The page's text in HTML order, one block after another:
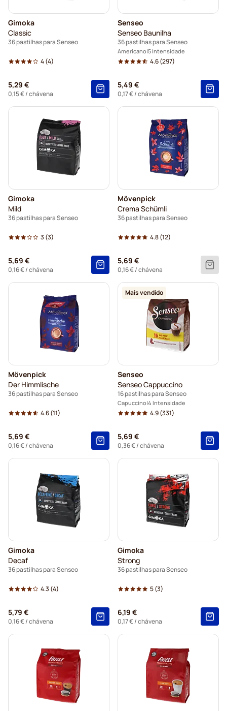
Gimoka
Classic
36 pastilhas para Senseo
4(4)
5,29 €
0,15 €/ chávena
Senseo
Senseo Baunilha
36 pastilhas para Senseo
Americano 5 Intensidade
4.6(297)
5,49 €
0,17 €/ chávena
Gimoka
Mild
36 pastilhas para Senseo
3 (3)
5,69 €
0,16 €/ chávena
Mövenpick
Crema Schümli
36 pastilhas para Senseo
4.8(12)
5,69 €
0,16 €/ chávena
Mövenpick
Der Himmlische
36 pastilhas para Senseo
4.6(11)
5,69 €
0,16 €/ chávena
Mais vendido
Senseo
Senseo Cappuccino
16 pastilhas para Senseo
Capuccino 4 Intensidade
4.9(331)
5,69 €
0,36 €/ chávena
Gimoka
Decaf
36 pastilhas para Senseo
4.3 (4)
5,79 €
0,16 €/ chávena
Gimoka
Strong
36 pastilhas para Senseo
5(3)
6,19 €
0,17 €/ chávena